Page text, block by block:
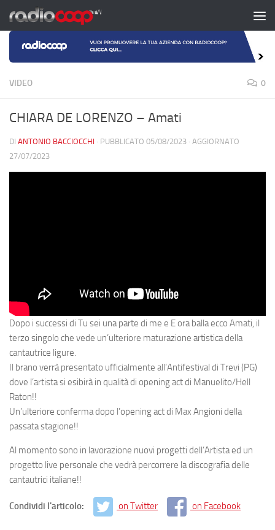
Salta al contenuto
VIDEO 0
CHIARA DE LORENZO – Amati
DI ANTONIO BACCIOCCHI · PUBBLICATO 05/08/2023 · AGGIORNATO
27/07/2023
Dopo i successi di Tu sei una parte di me e E ora balla ecco Amati, il
terzo singolo che vede un’ulteriore maturazione artistica della
cantautrice ligure.
Il brano verrà presentato ufficialmente all’Antifestival di Trevi (PG)
dove l’artista si esibirà in qualità di opening act di Manuelito/Hell
Raton!!
Un’ulteriore conferma dopo l’opening act di Max Angioni della
passata stagione!!
Al momento sono in lavorazione nuovi progetti dell’Artista ed un
progetto live personale che vedrà percorrere la discografia delle
cantautrici italiane!!
Condividi l'articolo: on Twitter on Facebook